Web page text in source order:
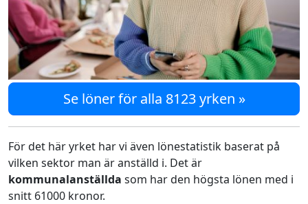
Se löner för alla 8123 yrken »
För det här yrket har vi även lönestatistik baserat på
vilken sektor man är anställd i. Det är
kommunalanställda som har den högsta lönen med i
snitt 61000 kronor.